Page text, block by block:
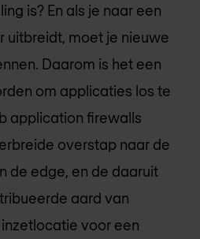
is? En als je naar een
uitbreidt, moet je nieuwe
Daarom is het een
om applicaties los te
application firewalls
overstap naar de
de edge, en de daaruit
aard van
voor een